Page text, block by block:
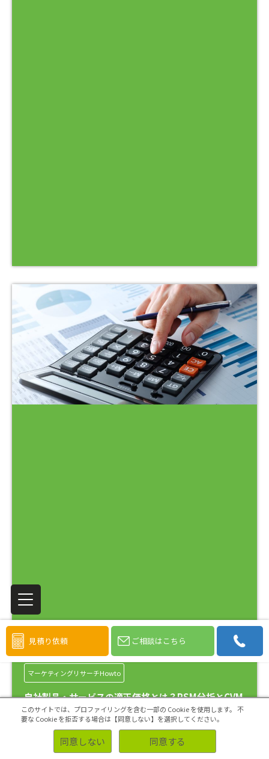
マーケティングリサーチHowto
自社製品・サービスの適正価格とは？PSM分析とCVM
分析の基本から解説
商品を販売するうえで、「価格」が重要な要素の1つとなることは、皆様
もご存じの通りでしょう。 マーケティング4つのPの中に「Pric……
見積り依頼 ご相談はこちら
このサイトでは、プロファイリングを含む一部の Cookie を使用します。 不
要な Cookie を拒否する場合は【同意しない】を選択してください。
同意しない 同意する